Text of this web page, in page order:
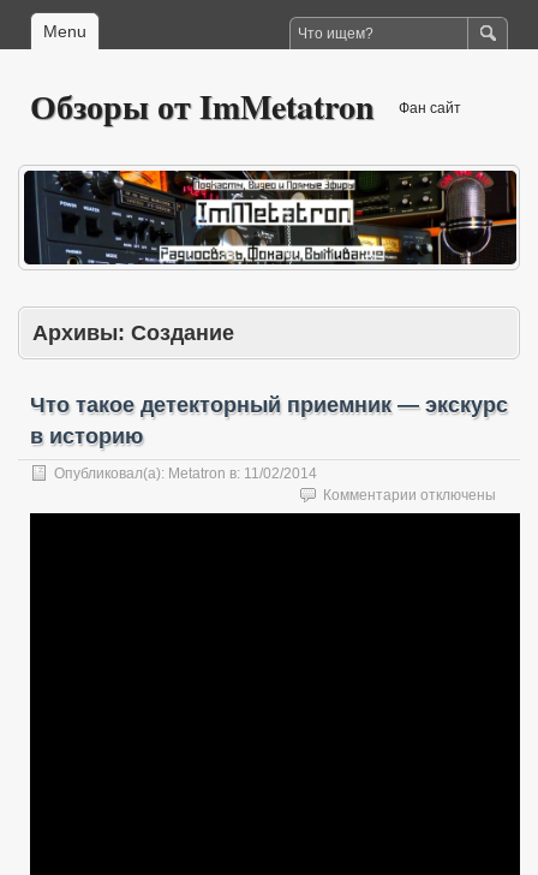
Menu
Обзоры от ImMetatron Фан сайт
Архивы: Создание
Что такое детекторный приемник — экскурс
в историю
Опубликовал(а): Metatron в: 11/02/2014
Комментарии к
записи
отключены